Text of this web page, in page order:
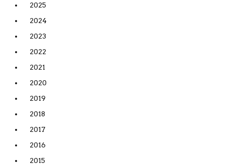
2025
2024
2023
2022
2021
2020
2019
2018
2017
2016
2015